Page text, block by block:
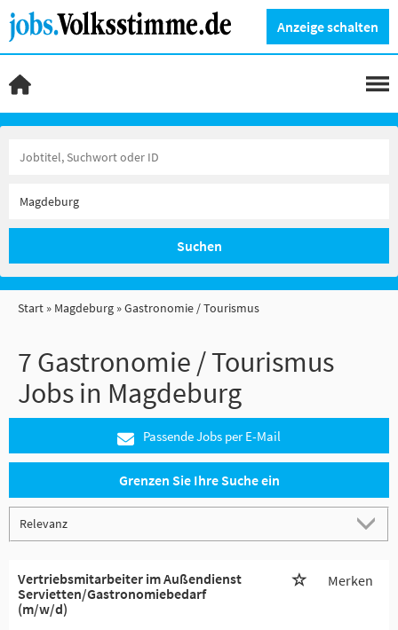
Anzeige schalten
Suchen
Start Magdeburg Gastronomie / Tourismus
7 Gastronomie / Tourismus
Jobs in Magdeburg
Passende Jobs per E-Mail
Grenzen Sie Ihre Suche ein
Vertriebsmitarbeiter im Außendienst
Servietten/Gastronomiebedarf
(m/w/d)
Merken